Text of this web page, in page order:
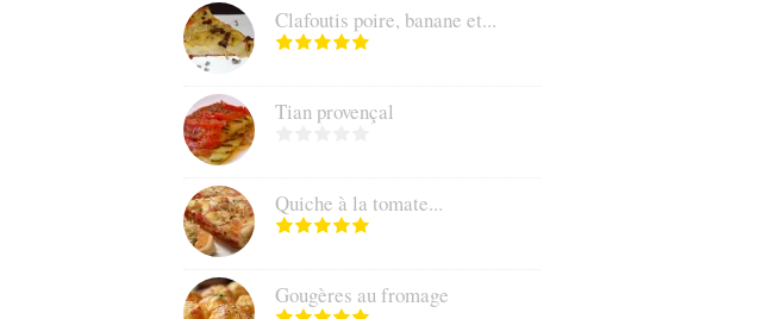
Clafoutis poire, banane et...
Tian provençal
Quiche à la tomate...
Gougères au fromage